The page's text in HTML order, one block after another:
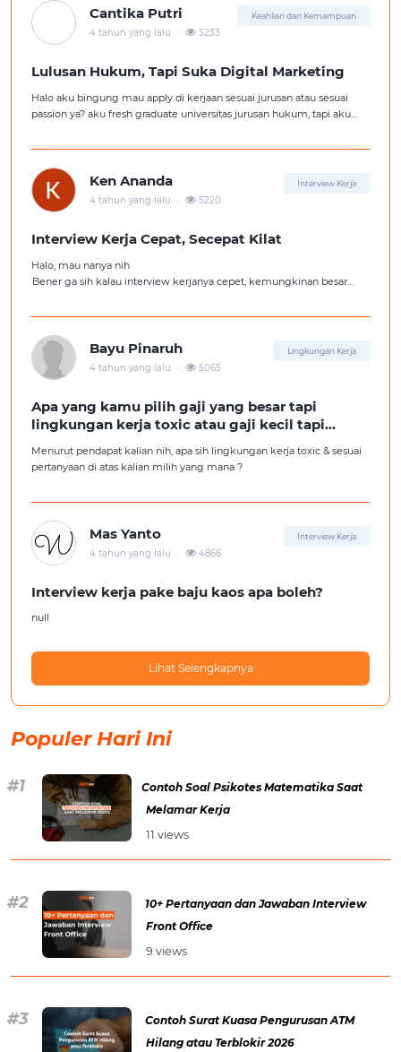
Cantika Putri Keahlian dan Kemampuan
4 tahun yang lalu . 5233
Lulusan Hukum, Tapi Suka Digital Marketing
Halo aku bingung mau apply di kerjaan sesuai jurusan atau sesuai
passion ya? aku fresh graduate universitas jurusan hukum, tapi aku
aku ambil kerjaan sesuai jurusan.
Ken Ananda Interview Kerja
4 tahun yang lalu . 5220
Interview Kerja Cepat, Secepat Kilat
Halo, mau nanya nih
Bener ga sih kalau interview kerjanya cepet, kemungkinan besar
Tolong pencerahannya dong kakak-kakak semua, soalnya aku fresh
Bayu Pinaruh Lingkungan Kerja
4 tahun yang lalu . 5065
Apa yang kamu pilih gaji yang besar tapi
lingkungan kerja toxic atau gaji kecil tapi
Menurut pendapat kalian nih, apa sih lingkungan kerja toxic & sesuai
pertanyaan di atas kalian milih yang mana ?
Mas Yanto Interview Kerja
4 tahun yang lalu . 4866
Interview kerja pake baju kaos apa boleh?
null
Lihat Selengkapnya
Populer Hari Ini
Contoh Soal Psikotes Matematika Saat
Melamar Kerja
11 views
10+ Pertanyaan dan Jawaban Interview
Front Office
9 views
Contoh Surat Kuasa Pengurusan ATM
Hilang atau Terblokir 2026